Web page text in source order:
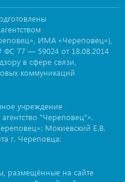
ИМА «Череповец»),
77 — 59024 от 18.08.2014
в сфере связи,
коммуникаций
учреждение
"Череповец"».
Мокиевский Е.В.
г. Череповца:
размещённые на сайте